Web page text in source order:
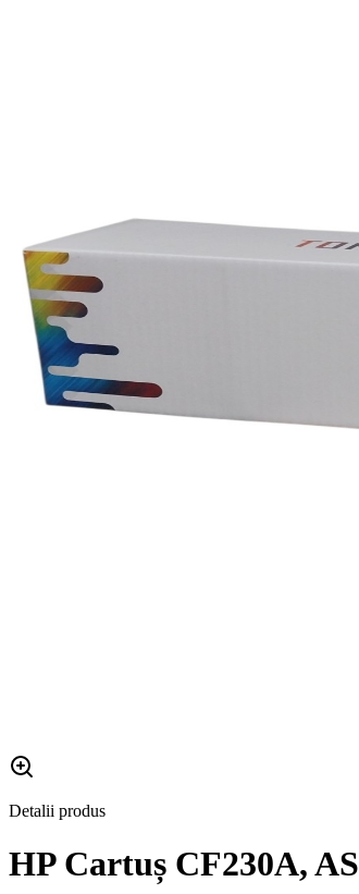
Detalii produs
HP Cartuș CF230A, AS